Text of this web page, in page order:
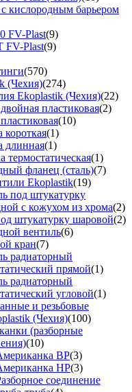
кислородным барьером
FV-Plast(9)
FV-Plast(9)
(570)
(Чехия)(274)
Ekoplastik (Чехия)(22)
пластиковая(2)
(10)
короткая(1)
длинная(1)
термостатическая(1)
фланец (сталь)(7)
Ekoplastik(19)
под штукатурку
с кожухом из хрома(2)
штукатурку шаровой(2)
вентиль(6)
кран(7)
радиаторный
прямой(1)
радиаторный
угловой(1)
и резьбовые
(Чехия)(100)
(разборные
(10)
ВР(3)
НР(3)
соединение